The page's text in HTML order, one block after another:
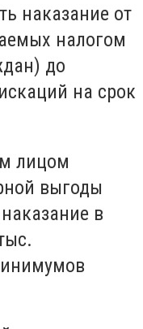
наказание от
налогом
до
на срок
лицом
выгоды
в